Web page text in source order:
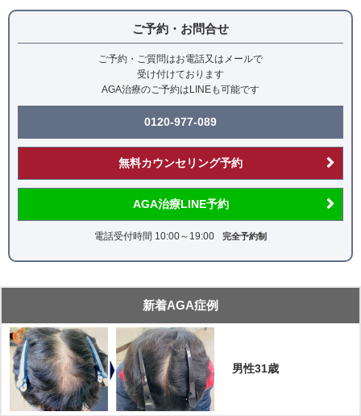
ご予約・お問合せ
ご予約・ご質問はお電話又はメールで
受け付けております
AGA治療のご予約はLINEも可能です
0120-977-089
無料カウンセリング予約
AGA治療LINE予約
電話受付時間 10:00～19:00 完全予約制
新着AGA症例
男性31歳